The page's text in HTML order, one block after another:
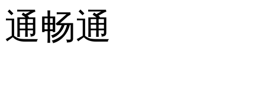
通畅通